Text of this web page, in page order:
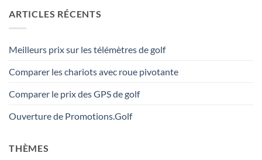
ARTICLES RÉCENTS
Meilleurs prix sur les télémètres de golf
Comparer les chariots avec roue pivotante
Comparer le prix des GPS de golf
Ouverture de Promotions.Golf
THÈMES